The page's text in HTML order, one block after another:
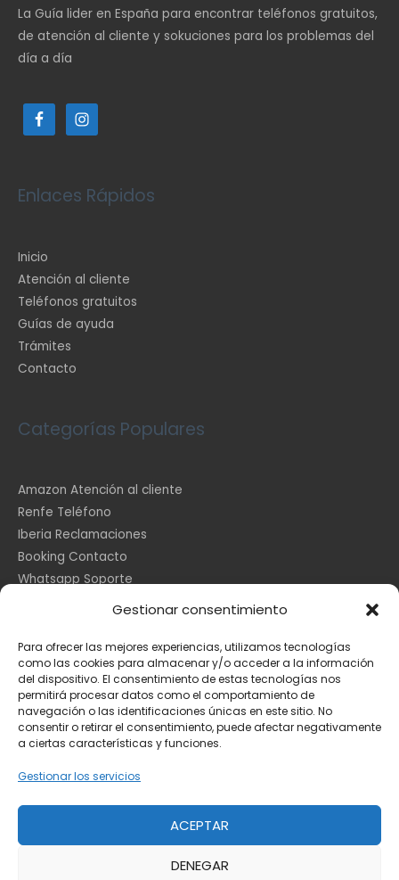
Gestionar consentimiento
Para ofrecer las mejores experiencias, utilizamos tecnologías
como las cookies para almacenar y/o acceder a la información
del dispositivo. El consentimiento de estas tecnologías nos
permitirá procesar datos como el comportamiento de
navegación o las identificaciones únicas en este sitio. No
consentir o retirar el consentimiento, puede afectar negativamente
a ciertas características y funciones.
Gestionar los servicios
ACEPTAR
DENEGAR
La Guía lider en España para encontrar teléfonos gratuitos,
de atención al cliente y sokuciones para los problemas del
día a día
Enlaces Rápidos
Inicio
Atención al cliente
Teléfonos gratuitos
Guías de ayuda
Trámites
Contacto
Categorías Populares
Amazon Atención al cliente
Renfe Teléfono
Iberia Reclamaciones
Booking Contacto
Whatsapp Soporte
Información Legal
Aviso Legal
Política de Cookies